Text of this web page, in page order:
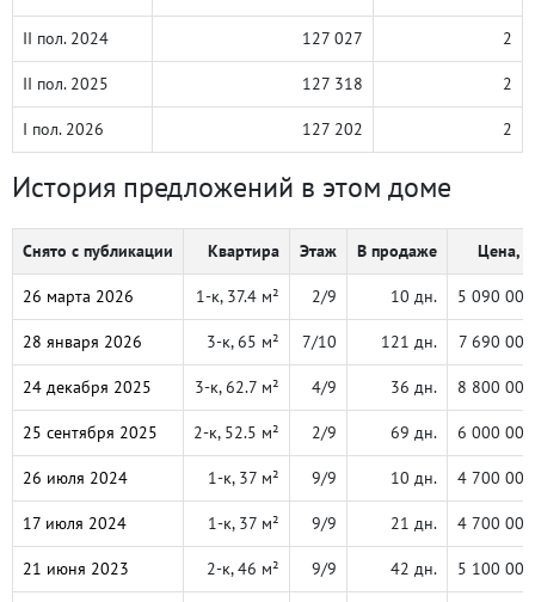
II пол. 2024 127 027 2
II пол. 2025 127 318 2
I пол. 2026 127 202 2
История предложений в этом доме
Снято с публикации Квартира Этаж В продаже Цена, ₽
26 марта 2026 1-к, 37.4 м² 2/9 10 дн. 5 090 000
28 января 2026 3-к, 65 м² 7/10 121 дн. 7 690 000
24 декабря 2025 3-к, 62.7 м² 4/9 36 дн. 8 800 000
25 сентября 2025 2-к, 52.5 м² 2/9 69 дн. 6 000 000
26 июля 2024 1-к, 37 м² 9/9 10 дн. 4 700 000
17 июля 2024 1-к, 37 м² 9/9 21 дн. 4 700 000
21 июня 2023 2-к, 46 м² 9/9 42 дн. 5 100 000